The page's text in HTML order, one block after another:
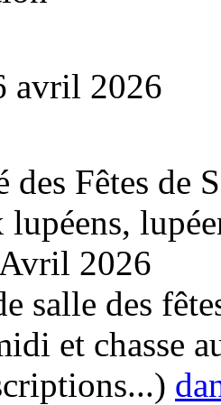
avril 2026
des Fêtes de
2026
salle des
et chasse